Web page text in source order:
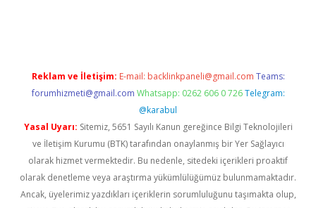
Reklam ve İletişim: E-mail: backlinkpaneli@gmail.com Teams:
forumhizmeti@gmail.com Whatsapp: 0262 606 0 726 Telegram:
@karabul
Yasal Uyarı: Sitemiz, 5651 Sayılı Kanun gereğince Bilgi Teknolojileri
ve İletişim Kurumu (BTK) tarafından onaylanmış bir Yer Sağlayıcı
olarak hizmet vermektedir. Bu nedenle, sitedeki içerikleri proaktif
olarak denetleme veya araştırma yükümlülüğümüz bulunmamaktadır.
Ancak, üyelerimiz yazdıkları içeriklerin sorumluluğunu taşımakta olup,